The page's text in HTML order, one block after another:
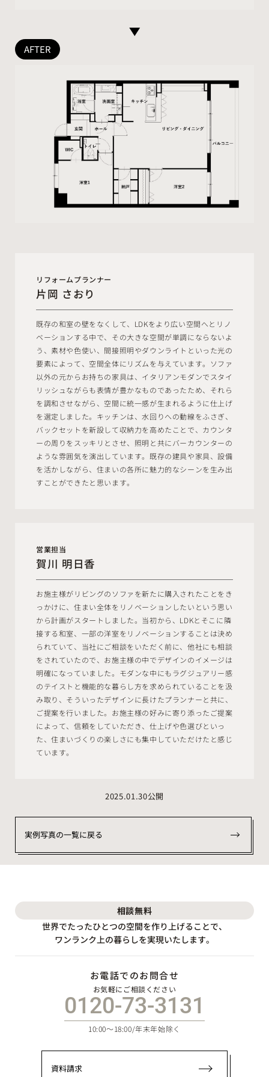
リフォームプランナー
片岡 さおり
既存の和室の壁をなくして、LDKをより広い空間へとリノ
ベーションする中で、その大きな空間が単調にならないよ
う、素材や色使い、間接照明やダウンライトといった光の
要素によって、空間全体にリズムを与えています。ソファ
以外の元からお持ちの家具は、イタリアンモダンでスタイ
リッシュながらも表情が豊かなものであったため、それら
を調和させながら、空間に統一感が生まれるように仕上げ
を選定しました。キッチンは、水回りへの動線をふさぎ、
バックセットを新設して収納力を高めたことで、カウンタ
ーの周りをスッキリとさせ、照明と共にバーカウンターの
ような雰囲気を演出しています。既存の建具や家具、設備
を活かしながら、住まいの各所に魅力的なシーンを生み出
すことができたと思います。
営業担当
賀川 明日香
お施主様がリビングのソファを新たに購入されたことをき
っかけに、住まい全体をリノベーションしたいという思い
から計画がスタートしました。当初から、LDKとそこに隣
接する和室、一部の洋室をリノベーションすることは決め
られていて、当社にご相談をいただく前に、他社にも相談
をされていたので、お施主様の中でデザインのイメージは
明確になっていました。モダンな中にもラグジュアリー感
のテイストと機能的な暮らし方を求められていることを汲
み取り、そういったデザインに長けたプランナーと共に、
ご提案を行いました。お施主様の好みに寄り添ったご提案
によって、信頼をしていただき、仕上げや色選びといっ
た、住まいづくりの楽しさにも集中していただけたと感じ
ています。
2025.01.30公開
実例写真の一覧に戻る
相談無料
世界でたったひとつの空間を作り上げることで、
ワンランク上の暮らしを実現いたします。
お電話でのお問合せ
お気軽にご相談ください
0120-73-3131
10:00～18:00/年末年始除く
資料請求